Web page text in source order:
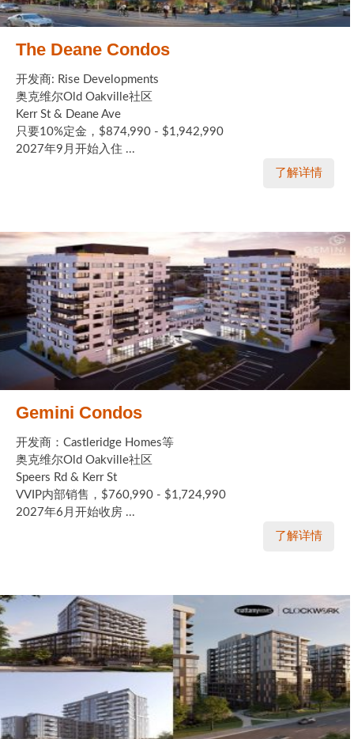
The Deane Condos
开发商: Rise Developments
奥克维尔Old Oakville社区
Kerr St & Deane Ave
只要10%定金，$874,990 - $1,942,990
2027年9月开始入住 ...
了解详情
Gemini Condos
开发商：Castleridge Homes等
奥克维尔Old Oakville社区
Speers Rd & Kerr St
VVIP内部销售，$760,990 - $1,724,990
2027年6月开始收房 ...
了解详情